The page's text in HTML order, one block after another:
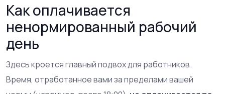
Как оплачивается
ненормированный рабочий
день
Здесь кроется главный подвох для работников.
Время, отработанное вами за пределами вашей